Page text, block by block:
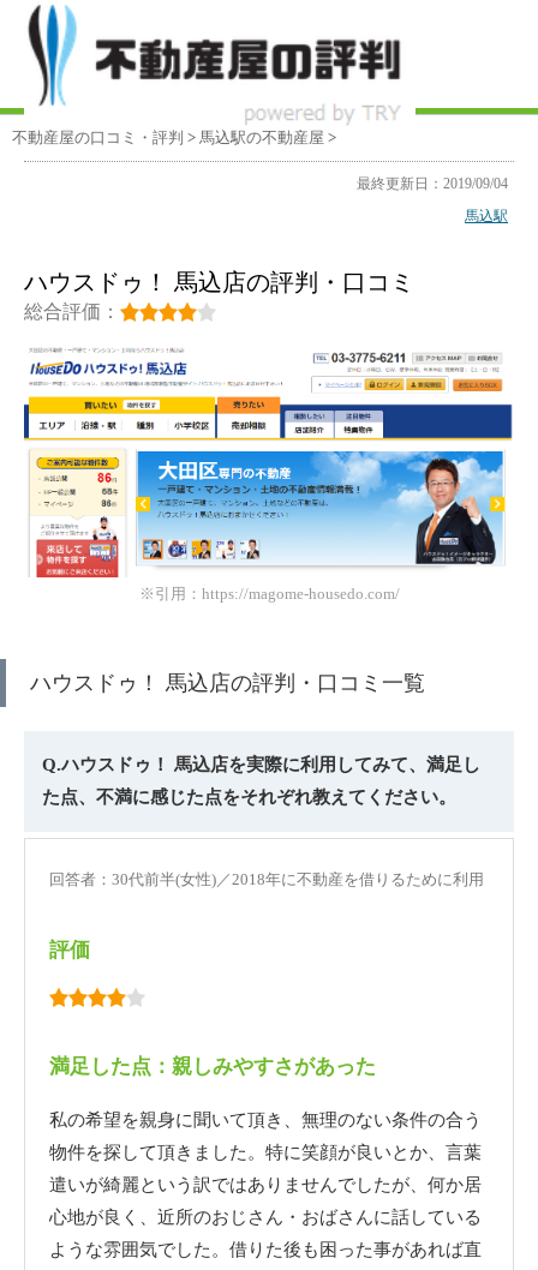
不動産屋の口コミ・評判 > 馬込駅の不動産屋 >
最終更新日：2019/09/04
馬込駅
ハウスドゥ！ 馬込店の評判・口コミ
総合評価：
※引用：https://magome-housedo.com/
ハウスドゥ！ 馬込店の評判・口コミ一覧
Q.ハウスドゥ！ 馬込店を実際に利用してみて、満足し
た点、不満に感じた点をそれぞれ教えてください。
回答者：30代前半(女性)／2018年に不動産を借りるために利用
評価
満足した点：親しみやすさがあった
私の希望を親身に聞いて頂き、無理のない条件の合う
物件を探して頂きました。特に笑顔が良いとか、言葉
遣いが綺麗という訳ではありませんでしたが、何か居
心地が良く、近所のおじさん・おばさんに話している
ような雰囲気でした。借りた後も困った事があれば直